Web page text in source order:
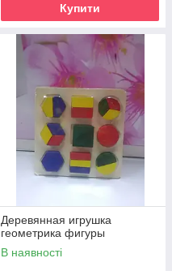
Купити
Деревянная игрушка
геометрика фигуры
В наявності